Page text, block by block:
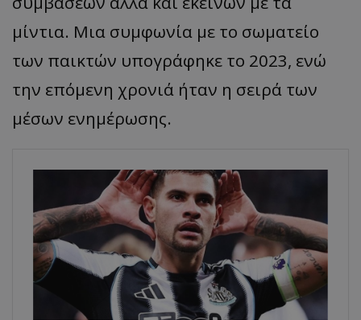
μίντια. Μια συμφωνία με το σωματείο
των παικτών υπογράφηκε το 2023, ενώ
την επόμενη χρονιά ήταν η σειρά των
μέσων ενημέρωσης.